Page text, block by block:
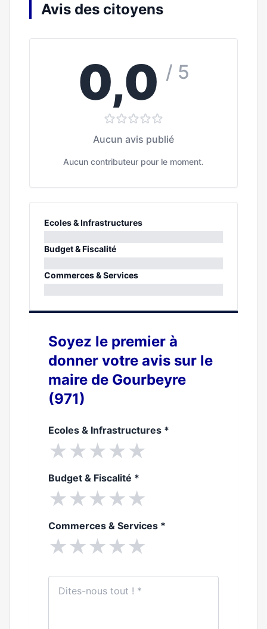
Avis des citoyens
0,0 / 5
Aucun avis publié
Aucun contributeur pour le moment.
Ecoles & Infrastructures
0%
Budget & Fiscalité
0%
Commerces & Services
Soyez le premier à
donner votre avis sur le
maire de Gourbeyre
(971)
Ecoles & Infrastructures *
★★★★★
Budget & Fiscalité *
★★★★★
Commerces & Services *
★★★★★